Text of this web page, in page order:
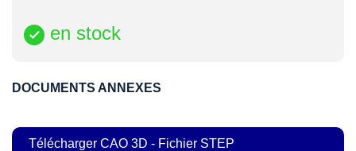
 en stock
DOCUMENTS ANNEXES
Télécharger CAO 3D - Fichier STEP